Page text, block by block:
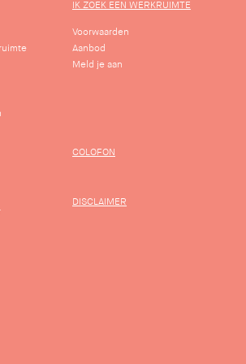
IK ZOEK EEN WERKRUIMTE
Voorwaarden
Aanbod
Meld je aan
COLOFON
DISCLAIMER